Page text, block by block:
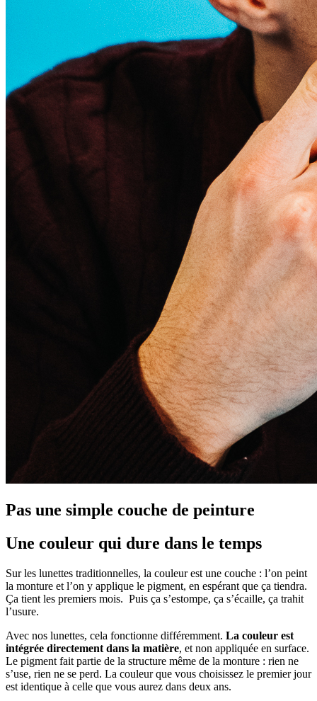
Pas une simple couche de peinture
Une couleur qui dure dans le temps
Sur les lunettes traditionnelles, la couleur est une couche : l’on peint
la monture et l’on y applique le pigment, en espérant que ça tiendra.
Ça tient les premiers mois. Puis ça s’estompe, ça s’écaille, ça trahit
l’usure.
Avec nos lunettes, cela fonctionne différemment. La couleur est
intégrée directement dans la matière, et non appliquée en surface.
Le pigment fait partie de la structure même de la monture : rien ne
s’use, rien ne se perd. La couleur que vous choisissez le premier jour
est identique à celle que vous aurez dans deux ans.